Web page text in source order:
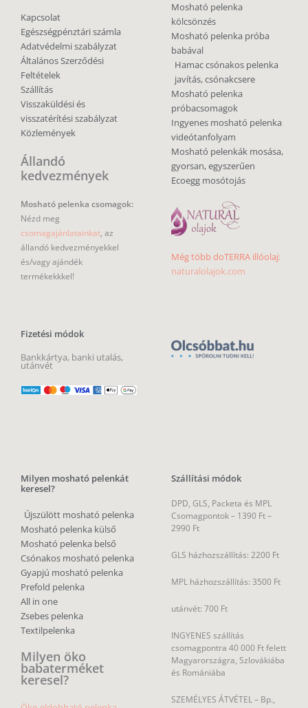
Kapcsolat
Egészségpénztári számla
Adatvédelmi szabályzat
Általános Szerződési
Feltételek
Szállítás
Visszaküldési és
visszatérítési szabályzat
Közlemények
Állandó
kedvezmények
Mosható pelenka csomagok:
Nézd meg
csomagajánlatainkat, az
állandó kedvezményekkel
és/vagy ajándék
termékekkkel!
Fizetési módok
Bankkártya, banki utalás,
utánvét
Mosható pelenka
kölcsönzés
Mosható pelenka próba
babával
Hamac csónakos pelenka
javítás, csónakcsere
Mosható pelenka
próbacsomagok
Ingyenes mosható pelenka
videótanfolyam
Mosható pelenkák mosása,
gyorsan, egyszerűen
Ecoegg mosótojás
Még több doTERRA illóolaj:
naturalolajok.com
Milyen mosható pelenkát
keresel?
Újszülött mosható pelenka
Mosható pelenka külső
Mosható pelenka belső
Csónakos mosható pelenka
Gyapjú mosható pelenka
Prefold pelenka
All in one
Zsebes pelenka
Textilpelenka
Milyen öko
babaterméket
keresel?
Szállítási módok
DPD, GLS, Packeta és MPL
Csomagpontok – 1390 Ft –
2990 Ft
GLS házhozszállítás: 2200 Ft
MPL házhozszállítás: 3500 Ft
utánvét: 700 Ft
INGYENES szállítás
csomagpontra 40 000 Ft felett
Magyarországra, Szlovákiába
és Romániába
SZEMÉLYES ÁTVÉTEL – Bp.,